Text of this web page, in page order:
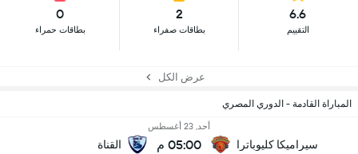
6.6
التقييم
2
بطاقات صفراء
0
بطاقات حمراء
عرض الكل
المباراة القادمة - الدوري المصري
سيراميكا كليوباترا
أحد, 23 أغسطس
05:00 م القناة